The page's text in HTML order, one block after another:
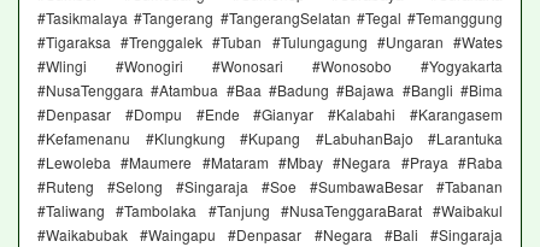
#Tasikmalaya #Tangerang #TangerangSelatan #Tegal #Temanggung
#Tigaraksa #Trenggalek #Tuban #Tulungagung #Ungaran #Wates
#Wlingi #Wonogiri #Wonosari #Wonosobo #Yogyakarta
#NusaTenggara #Atambua #Baa #Badung #Bajawa #Bangli #Bima
#Denpasar #Dompu #Ende #Gianyar #Kalabahi #Karangasem
#Kefamenanu #Klungkung #Kupang #LabuhanBajo #Larantuka
#Lewoleba #Maumere #Mataram #Mbay #Negara #Praya #Raba
#Ruteng #Selong #Singaraja #Soe #SumbawaBesar #Tabanan
#Taliwang #Tambolaka #Tanjung #NusaTenggaraBarat #Waibakul
#Waikabubak #Waingapu #Denpasar #Negara #Bali #Singaraja